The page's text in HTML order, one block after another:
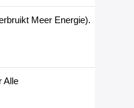
Meer Energie).
Alle